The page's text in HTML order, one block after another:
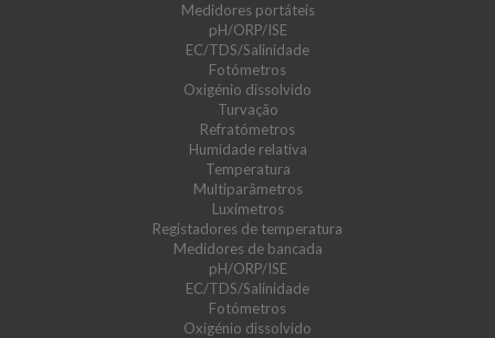
Medidores portáteis
pH/ORP/ISE
EC/TDS/Salinidade
Fotómetros
Oxigénio dissolvido
Turvação
Refratómetros
Humidade relativa
Temperatura
Multiparâmetros
Luxímetros
Registadores de temperatura
Medidores de bancada
pH/ORP/ISE
EC/TDS/Salinidade
Fotómetros
Oxigénio dissolvido